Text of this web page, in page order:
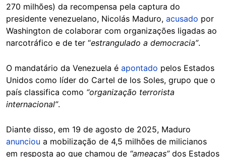
270 milhões) da recompensa pela captura do
presidente venezuelano, Nicolás Maduro, acusado por
Washington de colaborar com organizações ligadas ao
narcotráfico e de ter “estrangulado a democracia”.
O mandatário da Venezuela é apontado pelos Estados
Unidos como líder do Cartel de los Soles, grupo que o
país classifica como “organização terrorista
internacional”.
Diante disso, em 19 de agosto de 2025, Maduro
anunciou a mobilização de 4,5 milhões de milicianos
em resposta ao que chamou de “ameaças”dos Estados